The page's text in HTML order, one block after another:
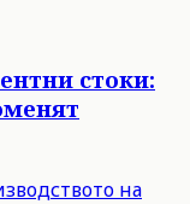
стоки:
на